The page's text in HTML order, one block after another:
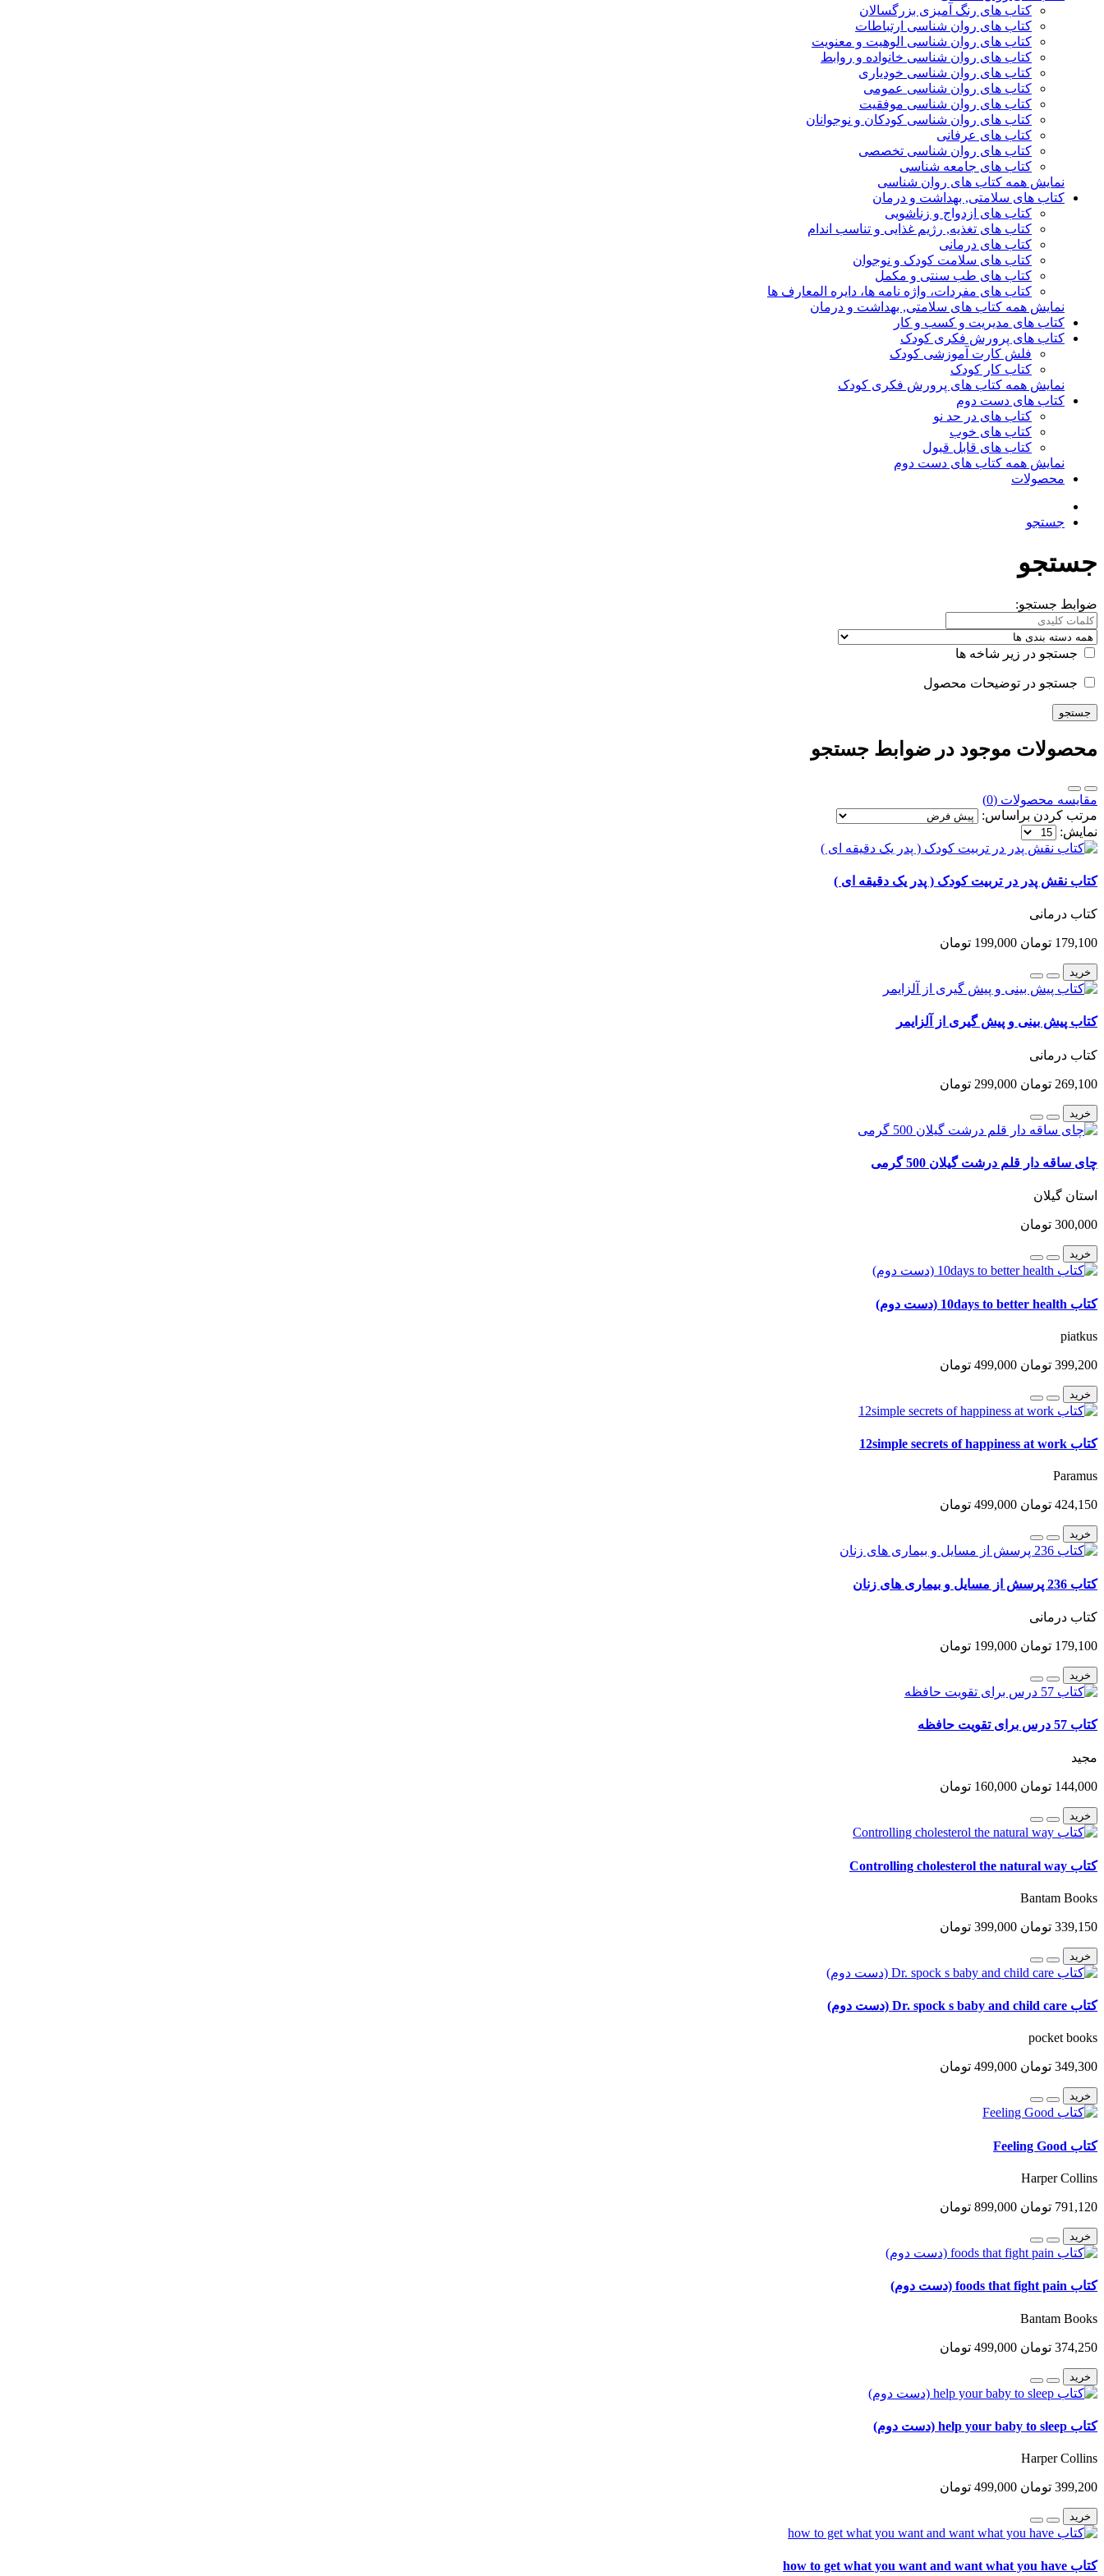
کتاب های رنگ آمیزی بزرگسالان
کتاب های روان شناسی ارتباطات
کتاب های روان شناسی الوهیت و معنویت
کتاب های روان شناسی خانواده و روابط
کتاب های روان شناسی خودیاری
کتاب های روان شناسی عمومی
کتاب های روان شناسی موفقیت
کتاب های روان شناسی کودکان و نوجوانان
کتاب های عرفانی
کتاب های روان شناسی تخصصی
کتاب های جامعه شناسی
نمایش همه کتاب های روان شناسی
کتاب های سلامتی, بهداشت و درمان
کتاب های ازدواج و زناشویی
کتاب های تغذیه, رژیم غذایی و تناسب اندام
کتاب های درمانی
کتاب های سلامت کودک و نوجوان
کتاب های طب سنتی و مکمل
کتاب های مفردات، واژه نامه ها، دایره المعارف ها
نمایش همه کتاب های سلامتی, بهداشت و درمان
کتاب های مدیریت و کسب و کار
کتاب های پرورش فکری کودک
فلش کارت آموزشی کودک
کتاب کار کودک
نمایش همه کتاب های پرورش فکری کودک
کتاب های دست دوم
کتاب های در حد نو
کتاب های خوب
کتاب های قابل قبول
نمایش همه کتاب های دست دوم
محصولات
جستجو
جستجو
ضوابط جستجو:
جستجو در زیر شاخه ها
جستجو در توضیحات محصول
محصولات موجود در ضوابط جستجو
مقایسه محصولات (0)
مرتب کردن براساس:
نمایش:
کتاب نقش پدر در تربیت کودک ( پدر یک دقیقه ای )
کتاب درمانی
179,100 تومان 199,000 تومان
خرید
کتاب پیش بینی و پیش گیری از آلزایمر
کتاب درمانی
269,100 تومان 299,000 تومان
خرید
چای ساقه دار قلم درشت گیلان 500 گرمی
استان گیلان
300,000 تومان
خرید
کتاب 10days to better health (دست دوم)
piatkus
399,200 تومان 499,000 تومان
خرید
کتاب 12simple secrets of happiness at work
Paramus
424,150 تومان 499,000 تومان
خرید
کتاب 236 پرسش از مسایل و بیماری های زنان
کتاب درمانی
179,100 تومان 199,000 تومان
خرید
کتاب 57 درس برای تقویت حافظه
مجید
144,000 تومان 160,000 تومان
خرید
کتاب Controlling cholesterol the natural way
Bantam Books
339,150 تومان 399,000 تومان
خرید
کتاب Dr. spock s baby and child care (دست دوم)
pocket books
349,300 تومان 499,000 تومان
خرید
کتاب Feeling Good
Harper Collins
791,120 تومان 899,000 تومان
خرید
کتاب foods that fight pain (دست دوم)
Bantam Books
374,250 تومان 499,000 تومان
خرید
کتاب help your baby to sleep (دست دوم)
Harper Collins
399,200 تومان 499,000 تومان
خرید
کتاب how to get what you want and want what you have